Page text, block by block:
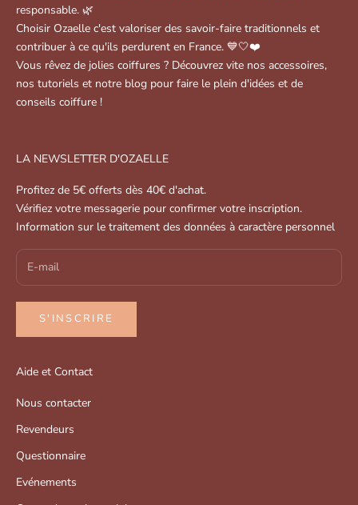
responsable. 🌿
Choisir Ozaelle c'est valoriser des savoir-faire traditionnels et
contribuer à ce qu'ils perdurent en France. 💙🤍❤️
Vous rêvez de jolies coiffures ? Découvrez vite nos accessoires,
nos tutoriels et notre blog pour faire le plein d'idées et de
conseils coiffure !
LA NEWSLETTER D'OZAELLE
Profitez de 5€ offerts dès 40€ d'achat.
Vérifiez votre messagerie pour confirmer votre inscription.
Information sur le traitement des données à caractère personnel
S'INSCRIRE
Aide et Contact
Nous contacter
Revendeurs
Questionnaire
Evénements